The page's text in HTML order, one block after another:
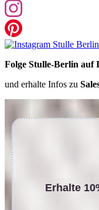
Folge Stulle-Berlin auf
und erhalte Infos zu
Erhalte